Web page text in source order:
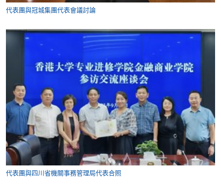
代表團與冠城集團代表會議討論
代表團與四川省機關事務管理局代表合照